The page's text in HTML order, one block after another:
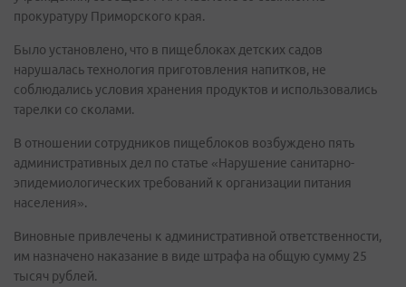
прокуратуру Приморского края.
Было установлено, что в пищеблоках детских садов
нарушалась технология приготовления напитков, не
соблюдались условия хранения продуктов и использовались
тарелки со сколами.
В отношении сотрудников пищеблоков возбуждено пять
административных дел по статье «Нарушение санитарно-
эпидемиологических требований к организации питания
населения».
Виновные привлечены к административной ответственности,
им назначено наказание в виде штрафа на общую сумму 25
тысяч рублей.